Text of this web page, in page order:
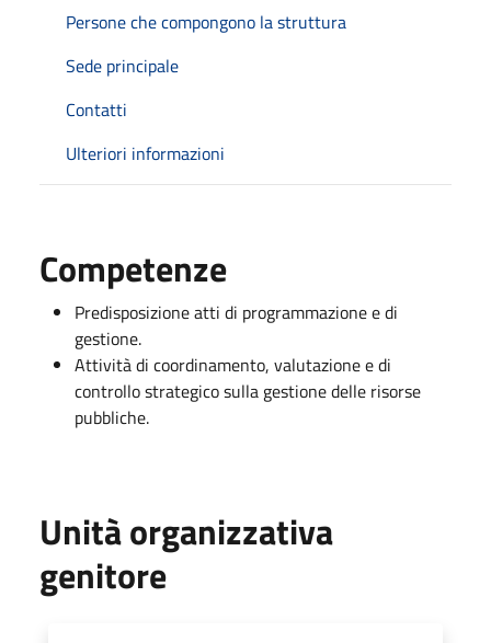
Persone che compongono la struttura
Sede principale
Contatti
Ulteriori informazioni
Competenze
Predisposizione atti di programmazione e di
gestione.
Attività di coordinamento, valutazione e di
controllo strategico sulla gestione delle risorse
pubbliche.
Unità organizzativa
genitore